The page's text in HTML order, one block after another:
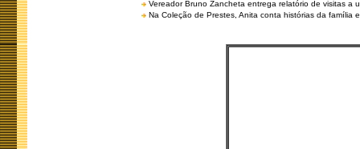
Vereador Bruno Zancheta entrega relatório de visitas a
Na Coleção de Prestes, Anita conta histórias da família